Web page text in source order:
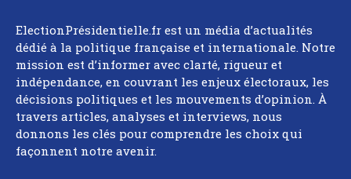
ElectionPrésidentielle.fr est un média d’actualités
dédié à la politique française et internationale. Notre
mission est d’informer avec clarté, rigueur et
indépendance, en couvrant les enjeux électoraux, les
décisions politiques et les mouvements d’opinion. À
travers articles, analyses et interviews, nous
donnons les clés pour comprendre les choix qui
façonnent notre avenir.